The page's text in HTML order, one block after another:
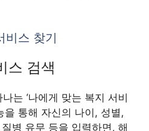
비스 찾기
스 검색
는 ‘나에게 맞는 복지 서비
을 통해 자신의 나이, 성별,
병 유무 등을 입력하면, 해